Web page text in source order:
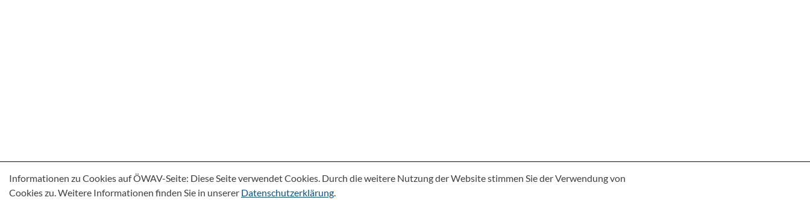
Informationen zu Cookies auf ÖWAV-Seite: Diese Seite verwendet Cookies. Durch die weitere Nutzung der Website stimmen Sie der Verwendung von
Cookies zu. Weitere Informationen finden Sie in unserer Datenschutzerklärung.